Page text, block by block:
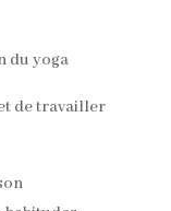
du yoga
de travailler